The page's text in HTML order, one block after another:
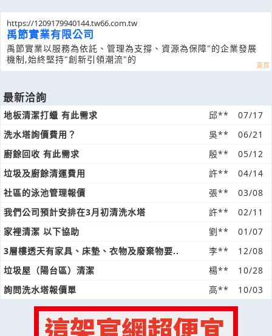
https://1209179940144.tw66.com.tw
禹節實業有限公司
禹節實業以服務為依託、管理為支撐、資源為保障"的企業發展
機制,始終堅持"創新引領潮流"的
最新洽詢
地板清潔打蠟 有此需求 邱**
07/17
洗水塔詢價費用？
吳**
06/21
廚餘回收 有此需求
殷**
05/12
垃圾及廚餘清運費用
許**
04/14
社區的泳池管理報價
張**
03/08
我們公司預計安排在3月初清洗水塔
許**
02/11
家裡清潔 以下協助
劉**
01/07
3層樓透天有家具、床墊、衣物及廢棄物要..
李**
12/08
垃圾屋（陽台區）清潔
楊**
10/28
詢問洗水塔報價單
高** 10/03